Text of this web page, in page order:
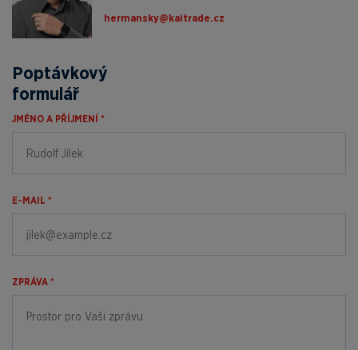
zc.edartiak@yksnamreh
Poptávkový
formulář
JMÉNO A PŘÍJMENÍ *
E-MAIL *
ZPRÁVA *